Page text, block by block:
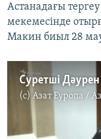
Астанадағы
мекемесінде
Макин биыл 28
(c) Азат Еуропа /
No